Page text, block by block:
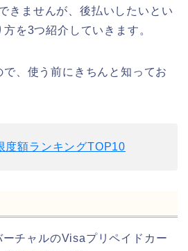
きませんが、後払いしたいとい
を3つ紹介していきます。
、使う前にきちんと知ってお
度額ランキングTOP10
ーチャルのVisaプリペイドカー